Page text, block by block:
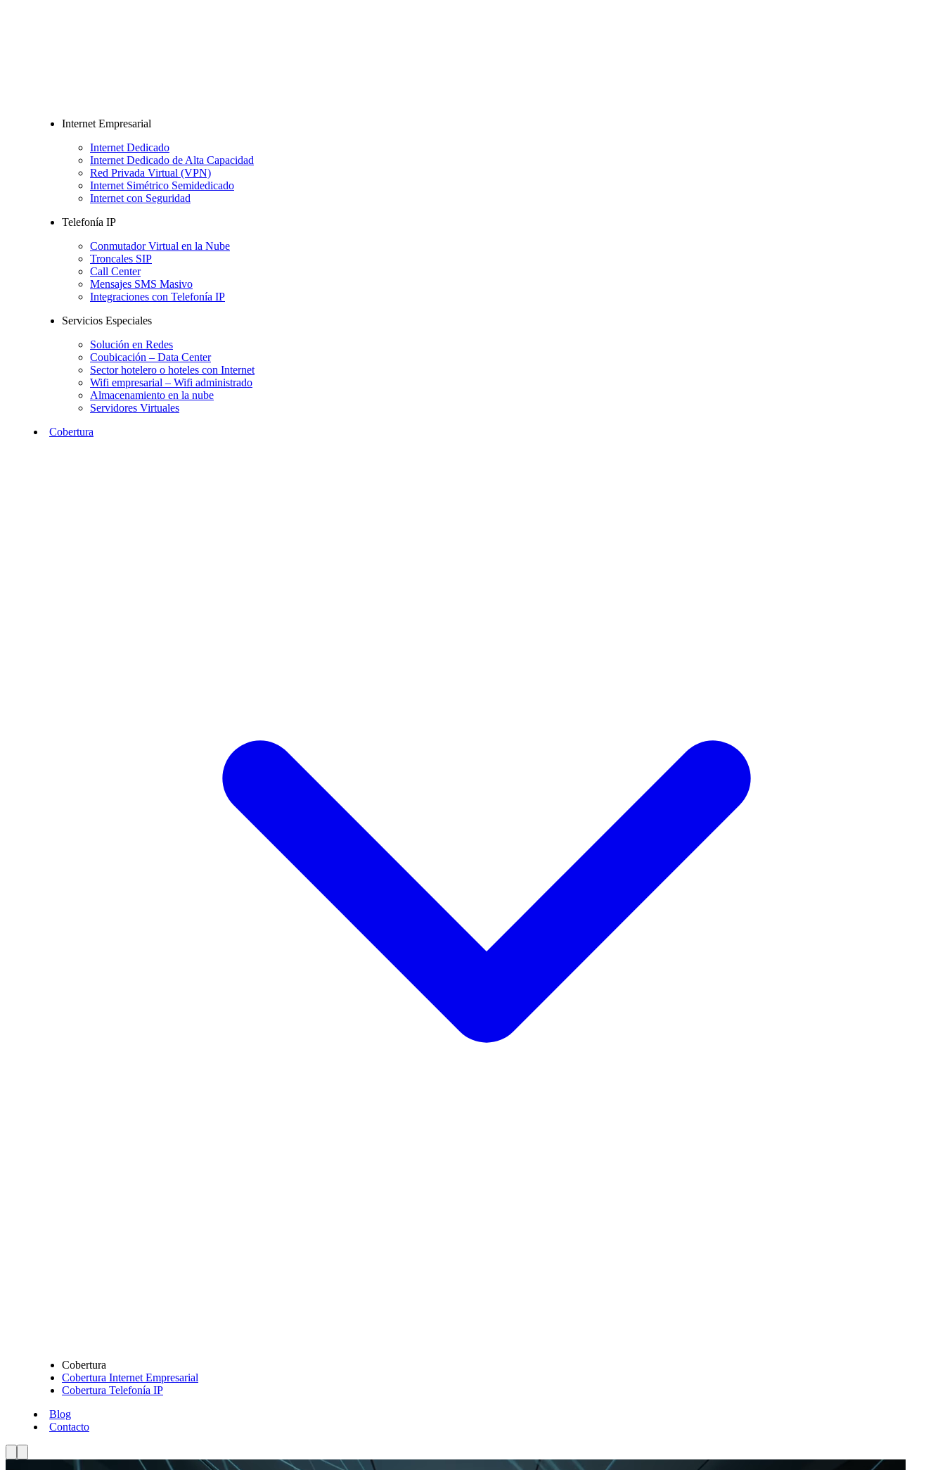
Internet Empresarial
Internet Dedicado
Internet Dedicado de Alta Capacidad
Red Privada Virtual (VPN)
Internet Simétrico Semidedicado
Internet con Seguridad
Telefonía IP
Conmutador Virtual en la Nube
Troncales SIP
Call Center
Mensajes SMS Masivo
Integraciones con Telefonía IP
Servicios Especiales
Solución en Redes
Coubicación – Data Center
Sector hotelero o hoteles con Internet
Wifi empresarial – Wifi administrado
Almacenamiento en la nube
Servidores Virtuales
Cobertura
Cobertura
Cobertura Internet Empresarial
Cobertura Telefonía IP
Blog
Contacto